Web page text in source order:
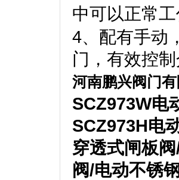
中可以正常
4、配有手动
门，有效控
河南鹏兴阀门
SCZ973W电
SCZ973H电
穿透式闸板阀
阀/电动不锈